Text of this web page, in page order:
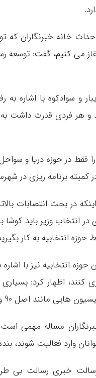
خانه خبرنگاران
می کنیم، گفت: توسعه
و سوادکوه با
هر فردی قدرت داشت
کمیته برنامه ریزی در
در بحث انتصابات
انتخاب وزیر باید کوشا
انتخابیه به کار
حوزه انتخابیه نیز با
اظهار کرد:
حتی توسط خود نمایندگان هم دیده نمی شود.
مساله مهمی است
وارد فعالیت شوند،
خبری رسالت بی